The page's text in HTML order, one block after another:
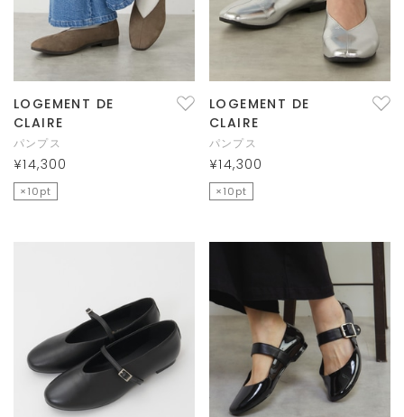
LOGEMENT DE
CLAIRE
パンプス
¥14,300
×10pt
LOGEMENT DE
CLAIRE
パンプス
¥14,300
×10pt